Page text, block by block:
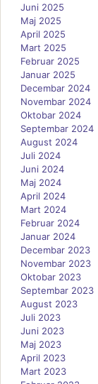
Juni 2025
Maj 2025
April 2025
Mart 2025
Februar 2025
Januar 2025
Decembar 2024
Novembar 2024
Oktobar 2024
Septembar 2024
August 2024
Juli 2024
Juni 2024
Maj 2024
April 2024
Mart 2024
Februar 2024
Januar 2024
Decembar 2023
Novembar 2023
Oktobar 2023
Septembar 2023
August 2023
Juli 2023
Juni 2023
Maj 2023
April 2023
Mart 2023